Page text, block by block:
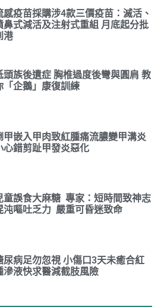
感疫苗採購涉4款三價疫苗：滅活、
鼻式減活及注射式重組 月底起分批
港
頭族後遺症 胸椎過度後彎與圓肩 教
「企鵝」康復訓練
甲嵌入甲肉致紅腫痛流膿變甲溝炎
心錯剪趾甲發炎惡化
童誤食大麻糖 專家：短時間致神志
沌嘔吐乏力 嚴重可昏迷致命
尿病足勿忽視 小傷口3天未癒合紅
滲液快求醫減截肢風險